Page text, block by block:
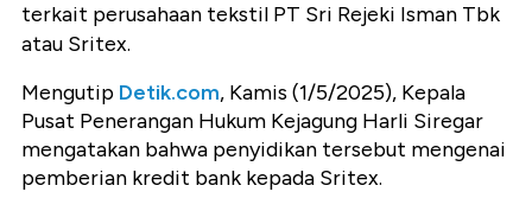
terkait perusahaan tekstil PT Sri Rejeki Isman Tbk
atau Sritex.
Mengutip Detik.com, Kamis (1/5/2025), Kepala
Pusat Penerangan Hukum Kejagung Harli Siregar
mengatakan bahwa penyidikan tersebut mengenai
pemberian kredit bank kepada Sritex.